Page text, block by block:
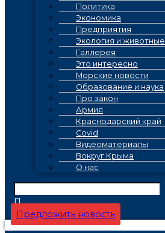
Политика
Экономика
Предприятия
Экология и животные
Галлерея
Это интересно
Морские новости
Образование и наука
Про закон
Армия
Краснодарский край
Covid
Видеоматериалы
Вокруг Крыма
О нас
Предложить новость